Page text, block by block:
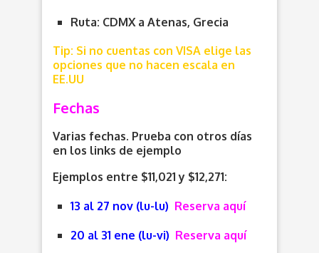
Ruta: CDMX a Atenas, Grecia
Tip: Si no cuentas con VISA elige las
opciones que no hacen escala en
EE.UU
Fechas
Varias fechas. Prueba con otros días
en los links de ejemplo
Ejemplos entre $11,021 y $12,271:
13 al 27 nov (lu-lu) Reserva aquí
20 al 31 ene (lu-vi) Reserva aquí